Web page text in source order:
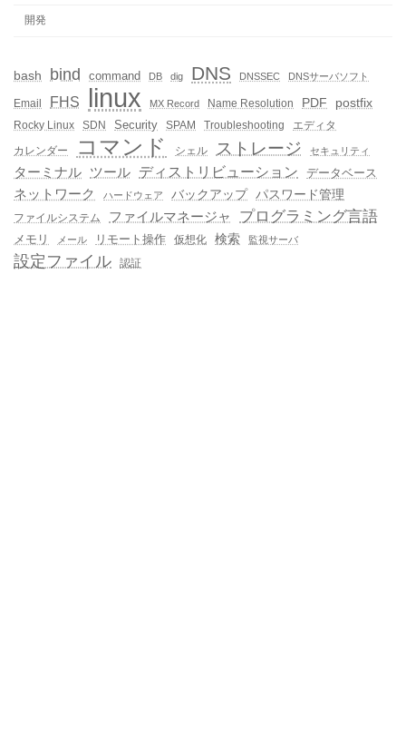
開発
bash bind command DB dig DNS DNSSEC DNSサーバソフト
Email FHS linux MX Record Name Resolution PDF postfix
Rocky Linux SDN Security SPAM Troubleshooting
エディタ
カレンダー
コマンド シェル ストレージ セキュリティ
ターミナル ツール ディストリビューション データベース
ネットワーク ハードウェア バックアップ パスワード管理
ファイルシステム ファイルマネージャ プログラミング言語
メモリ メール リモート操作 仮想化 検索 監視サーバ
設定ファイル 認証